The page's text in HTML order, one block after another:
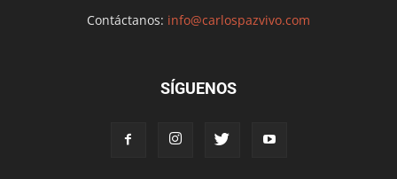
Contáctanos: info@carlospazvivo.com
SÍGUENOS